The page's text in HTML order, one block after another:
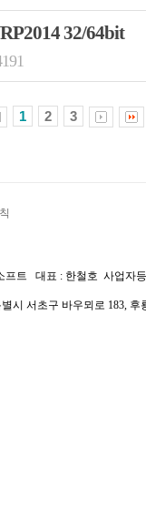
32/64bit
1 2 3
프트 대표 : 한철호 사업자
시 서초구 바우뫼로 183,